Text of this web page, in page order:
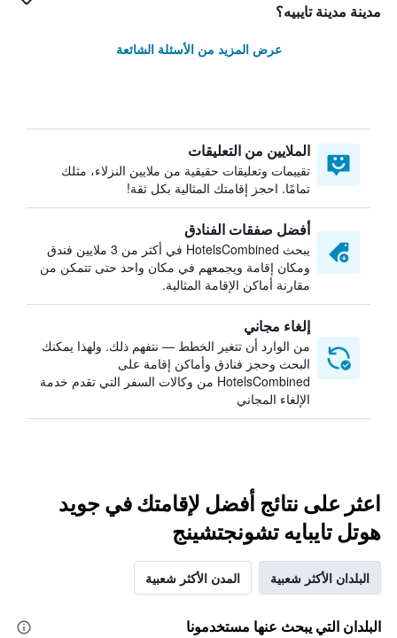
مدينة مدينة تايبيه؟
عرض المزيد من الأسئلة الشائعة
الملايين من التعليقات
تقييمات وتعليقات حقيقية من ملايين النزلاء، مثلك
تمامًا. احجز إقامتك المثالية بكل ثقة!
أفضل صفقات الفنادق
يبحث HotelsCombined في أكثر من 3 ملايين فندق
ومكان إقامة ويجمعهم في مكان واحد حتى تتمكن من
مقارنة أماكن الإقامة المثالية.
إلغاء مجاني
من الوارد أن تتغير الخطط — نتفهم ذلك. ولهذا يمكنك
البحث وحجز فنادق وأماكن إقامة على
HotelsCombined من وكالات السفر التي تقدم خدمة
الإلغاء المجاني
اعثر على نتائج أفضل لإقامتك في جويد
هوتل تايبايه تشونجتشينج
البلدان الأكثر شعبية المدن الأكثر شعبية
البلدان التي يبحث عنها مستخدمونا